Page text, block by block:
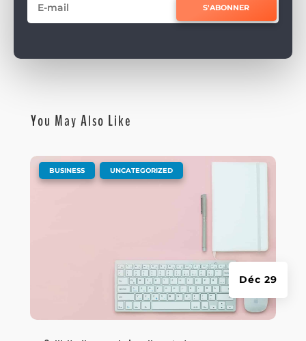
S'ABONNER
You May Also Like
Déc 29
BUSINESS UNCATEGORIZED